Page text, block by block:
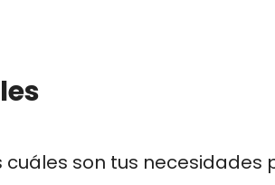
cuáles son tus necesidades